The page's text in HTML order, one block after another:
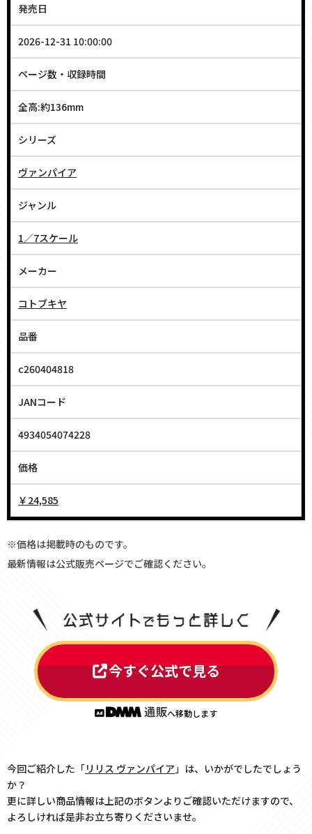
発売日
2026-12-31 10:00:00
ページ数・収録時間
全高:約136mm
シリーズ
ヴァンパイア
ジャンル
1／7スケール
メーカー
コトブキヤ
品番
c260404818
JANコード
4934054074228
価格
￥24,585
※価格は掲載時のものです。
最新情報は公式販売ページでご確認ください。
今すぐ公式で見る
へ移動します
今回ご紹介した「リリス ヴァンパイア 」は、いかがでしたでしょう
か？
更に詳しい商品情報は上記のボタンよりご確認いただけますので、
よろしければ是非お立ち寄りくださいませ。